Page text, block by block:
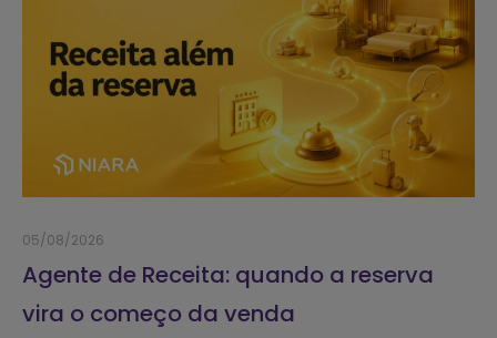
05/08/2026
Agente de Receita: quando a reserva
vira o começo da venda